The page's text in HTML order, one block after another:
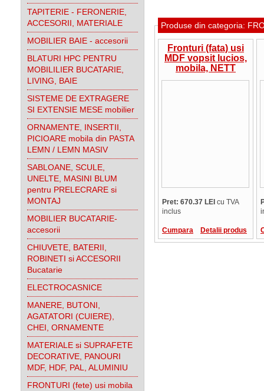
TAPITERIE - FERONERIE,
ACCESORII, MATERIALE
MOBILIER BAIE - accesorii
BLATURI HPC PENTRU
MOBILILIER BUCATARIE,
LIVING, BAIE
SISTEME DE EXTRAGERE
SI EXTENSIE MESE mobilier
ORNAMENTE, INSERTII,
PICIOARE mobila din PASTA
LEMN / LEMN MASIV
SABLOANE, SCULE,
UNELTE, MASINI BLUM
pentru PRELECRARE si
MONTAJ
MOBILIER BUCATARIE-
accesorii
CHIUVETE, BATERII,
ROBINETI si ACCESORII
Bucatarie
ELECTROCASNICE
MANERE, BUTONI,
AGATATORI (CUIERE),
CHEI, ORNAMENTE
MATERIALE si SUPRAFETE
DECORATIVE, PANOURI
MDF, HDF, PAL, ALUMINIU
FRONTURI (fete) usi mobila
Produse din categoria:
Fronturi (fata) usi
MDF vopsit lucios,
mobila, NETT
COLOR EXPRESS,
Pret: 670.37 LEI cu TVA
inclus
Cumpara Detalii produs